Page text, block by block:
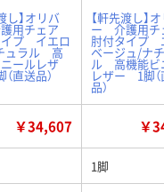
し】オリバ
用チェア
イプ イエロ
ュラル 高
ールレザ
直送品）
【軒先渡し】
ー 介護用
肘付タイプ
ベージュ/ナ
ル 高機能ビ
レザー 1脚（
品）
￥34,607 ￥
1脚